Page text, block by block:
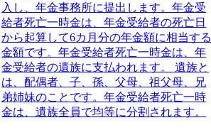
入し、年金事務所に提出します。年金受
給者死亡一時金は、年金受給者の死亡日
から起算して6カ月分の年金額に相当する
金額です。年金受給者死亡一時金は、年
金受給者の遺族に支払われます。
遺族と
は、配偶者、子、孫、父母、祖父母、兄
弟姉妹のことです。年金受給者死亡一時
金は、遺族全員で均等に分割されます。